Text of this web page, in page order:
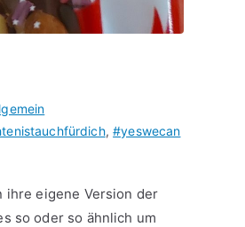
,#yeswecan
ihre eigene Version der
so oder so ähnlich um